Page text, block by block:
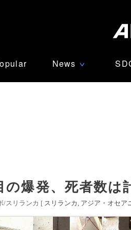
News ∨
爆発、死者数は
/スリランカ [ スリランカ アジア・オセア